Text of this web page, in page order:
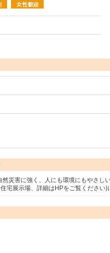
災害に強く、人にも環境にもやさし
宅展示場、詳細はHPをご覧ください)